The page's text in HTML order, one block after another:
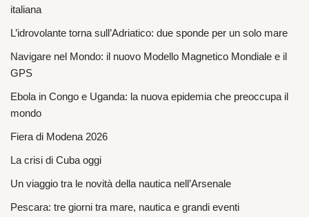
italiana
L’idrovolante torna sull’Adriatico: due sponde per un solo mare
Navigare nel Mondo: il nuovo Modello Magnetico Mondiale e il
GPS
Ebola in Congo e Uganda: la nuova epidemia che preoccupa il
mondo
Fiera di Modena 2026
La crisi di Cuba oggi
Un viaggio tra le novità della nautica nell’Arsenale
Pescara: tre giorni tra mare, nautica e grandi eventi